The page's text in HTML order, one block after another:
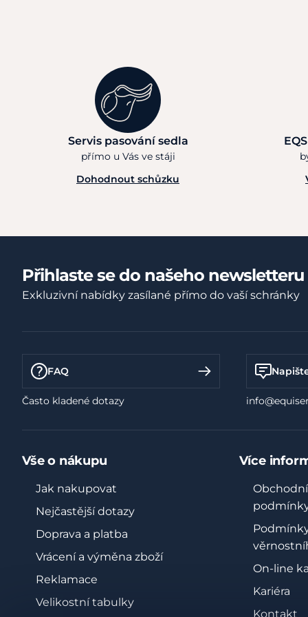
Servis pasování sedla
přímo u Vás ve stáji
Dohodnout schůzku
Přihlaste se do našeho newsletteru
Exkluzivní nabídky zasílané přímo do vaší schránky
FAQ
Často kladené dotazy
Vše o nákupu
Jak nakupovat
Nejčastější dotazy
Doprava a platba
Vrácení a výměna zboží
Reklamace
Velikostní tabulky
Více
Obchodní
On-line
Kariéra
Kontakt